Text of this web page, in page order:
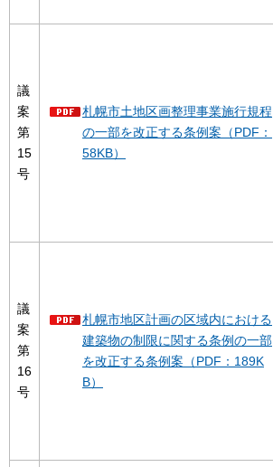
議
案
第
15
号
札幌市土地区画整理事業施行規程
の一部を改正する条例案（PDF：
58KB）
議
案
第
16
号
札幌市地区計画の区域内における
建築物の制限に関する条例の一部
を改正する条例案（PDF：189K
B）